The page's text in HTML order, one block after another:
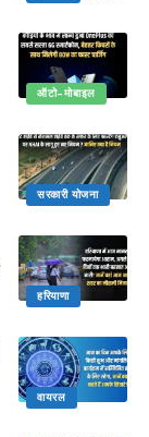
ऑटो-मोबाइल
सरकारी योजना
हरियाणा
वायरल